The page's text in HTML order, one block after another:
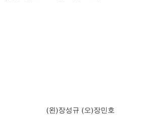
(왼)장성규 (오)장민호